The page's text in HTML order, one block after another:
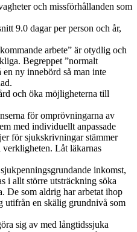
och missförhållanden som
9.0 dagar per person och år,
arbete” är otydlig och
Begreppet ”normalt
ny innebörd så man inte
och öka möjligheterna till
för omprövningarna av
med individuellt anpassade
för sjukskrivningar stämmer
Låt läkarnas
inkomst,
i allt större utsträckning söka
De som aldrig har arbetat ihop
utifrån en skälig grundnivå som
sig av med långtidssjuka